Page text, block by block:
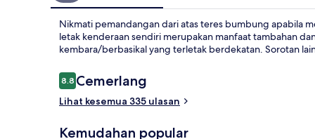
Nikmati pemandangan dari atas teres bumbung apabila
letak kenderaan sendiri merupakan manfaat tambahan
kembara/berbasikal yang terletak berdekatan. Sorotan
Ulasan
8.88.8 daripada 10
Cemerlang
Lihat kesemua 335 ulasan
Kemudahan popular